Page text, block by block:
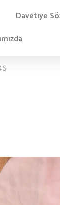
Davetiye